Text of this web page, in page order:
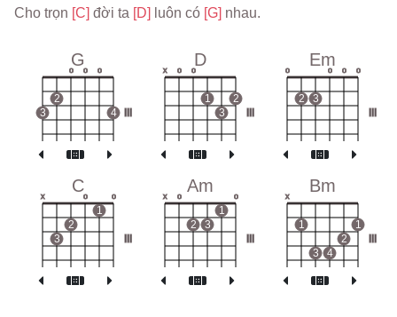
Cho trọn [C] đời ta [D] luôn có [G] nhau.
G
3
2
o o o
4
D
x o o
1
3
2
Em
o
2 3
o o o
C
x
3
2
o
1
o
Am
x o
2 3
1
o
Bm
x
1
3 4
2
1